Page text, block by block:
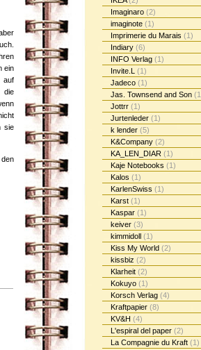
ein
auf
die
sie
Imaginaro (2)
imaginote (1)
Imprimerie du Marais (1)
Indiary (6)
INFO Verlag (1)
Invite.L (1)
Jadeco (1)
Jas. Townsend and Son
Jottrr (1)
Jurtenleder (1)
k lender (5)
K&Company (2)
KA_LEN_DIAR (1)
Kaje Notebooks (1)
Kalos (1)
KarlenSwiss (1)
Karst (1)
Kaspar (1)
keiver (3)
kimmidoll (1)
Kiss My World (2)
kissbiz (2)
Klarheit (2)
Kokuyo (1)
Korsch Verlag (4)
Kraftpapier (8)
KV&H (4)
L'espiral del paper (2)
La Compagnie du Kraft (1)